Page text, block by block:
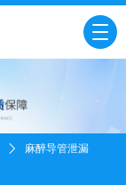
麻醉导管泄漏